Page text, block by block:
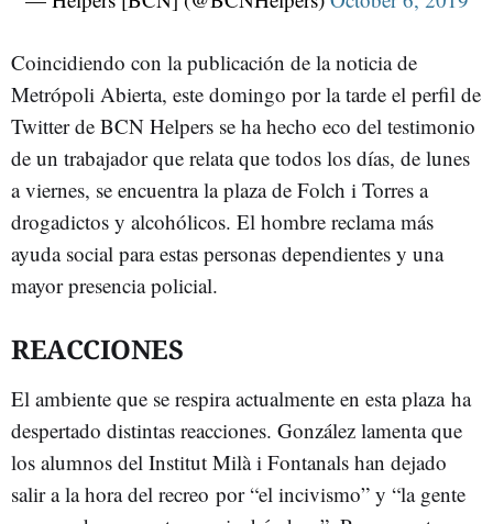
Coincidiendo con la publicación de la noticia de
Metrópoli Abierta, este domingo por la tarde el perfil de
Twitter de BCN Helpers se ha hecho eco del testimonio
de un trabajador que relata que todos los días, de lunes
a viernes, se encuentra la plaza de Folch i Torres a
drogadictos y alcohólicos. El hombre reclama más
ayuda social para estas personas dependientes y una
mayor presencia policial.
REACCIONES
El ambiente que se respira actualmente en esta plaza ha
despertado distintas reacciones. González lamenta que
los alumnos del Institut Milà i Fontanals han dejado
salir a la hora del recreo por “el incivismo” y “la gente